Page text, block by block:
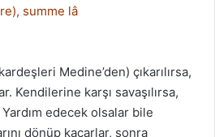
summe lâ
Medine’den) çıkarılırsa,
Kendilerine karşı savaşılırsa,
edecek olsalar bile
dönüp kaçarlar, sonra